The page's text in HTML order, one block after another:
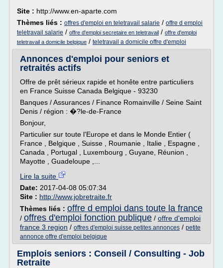
Site : http://www.en-aparte.com
Thèmes liés : offres d'emploi en teletravail salarie / offre d emploi
teletravail salarie / offre d'emploi secretaire en teletravail / offre d'emploi
teletravail a domicile belgique / teletravail a domicile offre d'emploi
Annonces d'emploi pour seniors et
retraités actifs
Offre de prêt sérieux rapide et honête entre particuliers
en France Suisse Canada Belgique - 93230
Banques / Assurances / Finance Romainville / Seine Saint
Denis / région : �?le-de-France
Bonjour,
Particulier sur toute l'Europe et dans le Monde Entier (
France , Belgique , Suisse , Roumanie , Italie , Espagne ,
Canada , Portugal , Luxembourg , Guyane, Réunion ,
Mayotte , Guadeloupe ,...
Lire la suite
Date: 2017-04-08 05:07:34
Site : http://www.jobretraite.fr
Thèmes liés : offre d emploi dans toute la france
/ offres d'emploi fonction publique / offre d'emploi
france 3 region / offres d'emploi suisse petites annonces / petite
annonce offre d'emploi belgique
Emplois seniors : Conseil / Consulting - Job
Retraite